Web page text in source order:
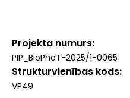
Projekta numurs
PIP_BioPhoT-2025/1-0065
Strukturvienības kods
VP49